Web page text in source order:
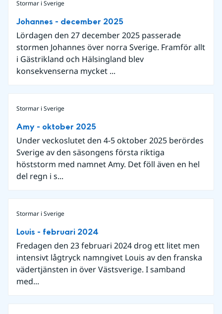
Stormar i Sverige
Johannes - december 2025
Lördagen den 27 december 2025 passerade
stormen Johannes över norra Sverige. Framför allt
i Gästrikland och Hälsingland blev
konsekvenserna mycket ...
Stormar i Sverige
Amy - oktober 2025
Under veckoslutet den 4-5 oktober 2025 berördes
Sverige av den säsongens första riktiga
höststorm med namnet Amy. Det föll även en hel
del regn i s...
Stormar i Sverige
Louis - februari 2024
Fredagen den 23 februari 2024 drog ett litet men
intensivt lågtryck namngivet Louis av den franska
vädertjänsten in över Västsverige. I samband
med...